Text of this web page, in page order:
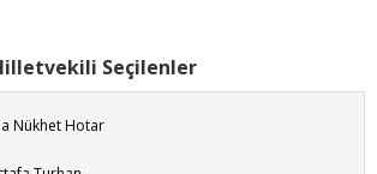
Seçilenler
Nükhet Hotar